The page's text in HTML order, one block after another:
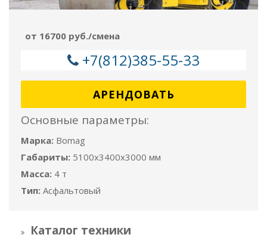
от 16700 руб./смена
+7(812)385-55-33
АРЕНДОВАТЬ
Основные параметры:
Марка: Bomag
Габариты: 5100x3400x3000 мм
Масса: 4 т
Тип: Асфальтовый
Каталог техники